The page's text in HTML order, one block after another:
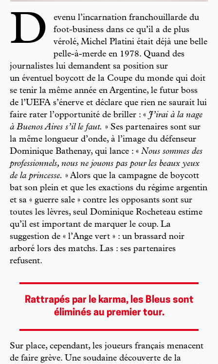
D
evenu l’incarnation franchouillarde du
foot-business dans ce qu’il a de plus
vérolé, Michel Platini était déjà une belle
pelle-à-merde en 1978. Quand des
journalistes lui demandent sa position sur
un éventuel boycott de la Coupe du monde qui doit
se tenir la même année en Argentine, le futur boss
de l’UEFA s’énerve et déclare que rien ne saurait lui
faire rater l’opportunité de briller : « J’irai à la nage
à Buenos Aires s’il le faut. » Ses partenaires sont sur
la même longueur d’onde, à l’image du défenseur
Dominique Bathenay, qui lance : « Nous sommes des
professionnels, nous ne jouons pas pour les beaux yeux
de la princesse. » Alors que la campagne de boycott
bat son plein et que les exactions du régime argentin
et sa « guerre sale » contre les opposants sont sur
toutes les lèvres, seul Dominique Rocheteau estime
qu’il est important de marquer le coup. La
suggestion de « l’Ange vert » : un brassard noir
arboré lors des matchs. Las : ses partenaires
refusent.
Rattrapés par le karma, les Bleus sont
éliminés au premier tour.
Sur place, cependant, les joueurs français menacent
de faire grève. Une soudaine découverte de la